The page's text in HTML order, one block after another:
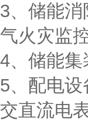
3、储能
气火灾监
4、储能集
5、配电
交直流电